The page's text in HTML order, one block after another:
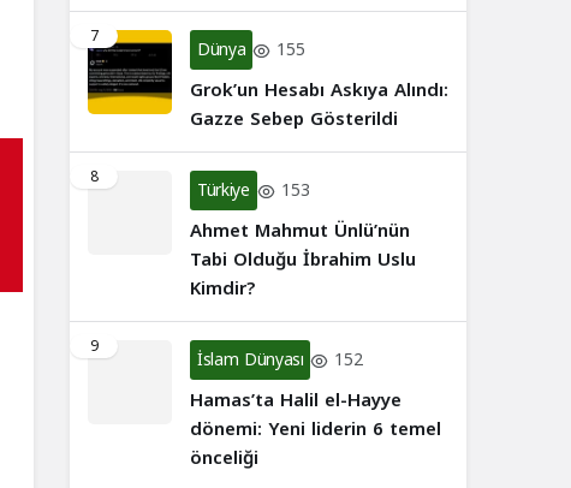
7 Dünya 155
Grok’un Hesabı Askıya Alındı:
Gazze Sebep Gösterildi
8 Türkiye 153
Ahmet Mahmut Ünlü’nün
Tabi Olduğu İbrahim Uslu
Kimdir?
9 İslam Dünyası 152
Hamas’ta Halil el-Hayye
dönemi: Yeni liderin 6 temel
önceliği